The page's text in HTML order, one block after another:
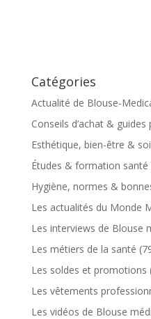
Catégories
Actualité de Blouse-
Conseils d’achat & guides
Esthétique, bien-être &
Études & formation santé
Hygiène, normes &
Les actualités du Monde
Les interviews de Blouse
Les métiers de la santé
Les soldes et promotions
Les vêtements
Les vidéos de Blouse